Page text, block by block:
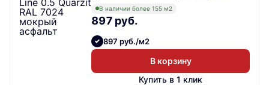
В наличии более 155 м2
897 руб.
897 руб./м2
В корзину
Купить в 1 клик